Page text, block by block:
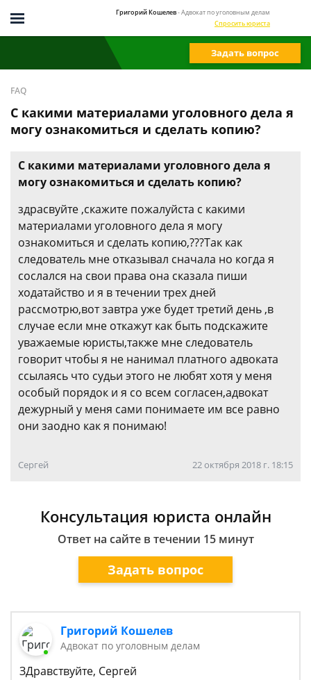
Григорий Кошелев- Адвокат по уголовным делам
Спросить юриста
Задать вопрос
FAQ
С какими материалами уголовного дела я
могу ознакомиться и сделать копию?
С какими материалами уголовного дела я
могу ознакомиться и сделать копию?
здрасвуйте ,скажите пожалуйста с какими
материалами уголовного дела я могу
ознакомиться и сделать копию,???Так как
следователь мне отказывал сначала но когда я
сослался на свои права она сказала пиши
ходатайство и я в течении трех дней
рассмотрю,вот завтра уже будет третий день ,в
случае если мне откажут как быть подскажите
уважаемые юристы,также мне следователь
говорит чтобы я не нанимал платного адвоката
ссылаясь что судьи этого не любят хотя у меня
особый порядок и я со всем согласен,адвокат
дежурный у меня сами понимаете им все равно
они заодно как я понимаю!
Сергей 22 октября 2018 г. 18:15
Консультация юриста онлайн
Ответ на сайте в течении 15 минут
Задать вопрос
Григорий Кошелев
Адвокат по уголовным делам
ЗДравствуйте, Сергей